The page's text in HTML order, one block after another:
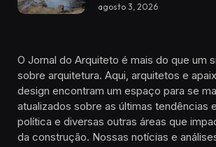
agosto 3, 2026
O Jornal do Arquiteto é mais do que um
sobre arquitetura. Aqui, arquitetos e
design encontram um espaço para se
atualizados sobre as últimas tendências
política e diversas outras áreas que
da construção. Nossas notícias e